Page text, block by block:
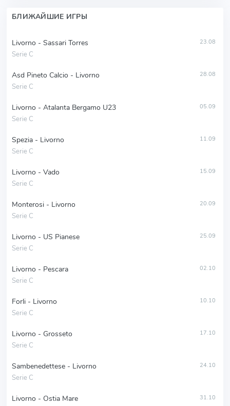
БЛИЖАЙШИЕ ИГРЫ
Livorno - Sassari Torres
Serie C
23.08
Asd Pineto Calcio - Livorno
Serie C
28.08
Livorno - Atalanta Bergamo U23
Serie C
05.09
Spezia - Livorno
Serie C
11.09
Livorno - Vado
Serie C
15.09
Monterosi - Livorno
Serie C
20.09
Livorno - US Pianese
Serie C
25.09
Livorno - Pescara
Serie C
02.10
Forli - Livorno
Serie C
10.10
Livorno - Grosseto
Serie C
17.10
Sambenedettese - Livorno
Serie C
24.10
Livorno - Ostia Mare 31.10